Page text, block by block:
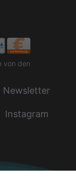
von den
Newsletter
Instagram